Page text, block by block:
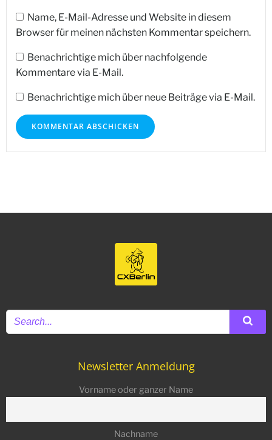
Name, E-Mail-Adresse und Website in diesem
Browser für meinen nächsten Kommentar speichern.
Benachrichtige mich über nachfolgende
Kommentare via E-Mail.
Benachrichtige mich über neue Beiträge via E-Mail.
Newsletter Anmeldung
Vorname oder ganzer Name
Nachname